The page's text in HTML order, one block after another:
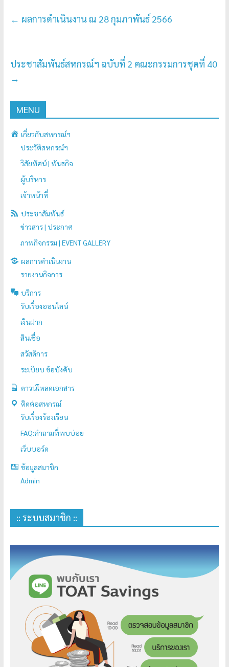
← ผลการดำเนินงาน ณ 28 กุมภาพันธ์ 2566
ประชาสัมพันธ์สหกรณ์ฯ ฉบับที่ 2 คณะกรรมการชุดที่ 40
→
MENU
เกี่ยวกับสหกรณ์ฯ
ประวัติสหกรณ์ฯ
วิสัยทัศน์ | พันธกิจ
ผู้บริหาร
เจ้าหน้าที่
ประชาสัมพันธ์
ข่าวสาร | ประกาศ
ภาพกิจกรรม | EVENT GALLERY
ผลการดำเนินงาน
รายงานกิจการ
บริการ
รับเรื่องออนไลน์
เงินฝาก
สินเชื่อ
สวัสดิการ
ระเบียบ ข้อบังคับ
ดาวน์โหลดเอกสาร
ติดต่อสหกรณ์
รับเรื่องร้องเรียน
FAQ:คำถามที่พบบ่อย
เว็บบอร์ด
ข้อมูลสมาชิก
Admin
:: ระบบสมาชิก ::